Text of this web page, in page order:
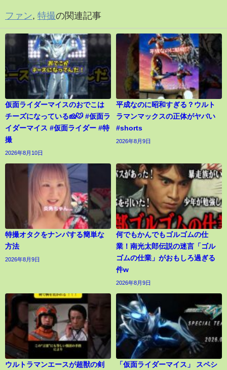
ファン, 特撮の関連記事
仮面ライダーマイスのおでこは
チーズになっている🧀🐭 #仮面ラ
イダーマイス #仮面ライダー #特
撮
2026年8月10日
平成なのに昭和すぎる？ウルト
ラマンマックスの正体がヤバい
#shorts
2026年8月9日
特撮オタクをナンパする簡単な
方法
2026年8月9日
何でもかんでもゴルゴムの仕
業！南光太郎伝説の迷言「ゴル
ゴムの仕業」がおもしろ過ぎる
件w
2026年8月9日
ウルトラマンエースが超獣の剣
「仮面ライダーマイス」 スペシ